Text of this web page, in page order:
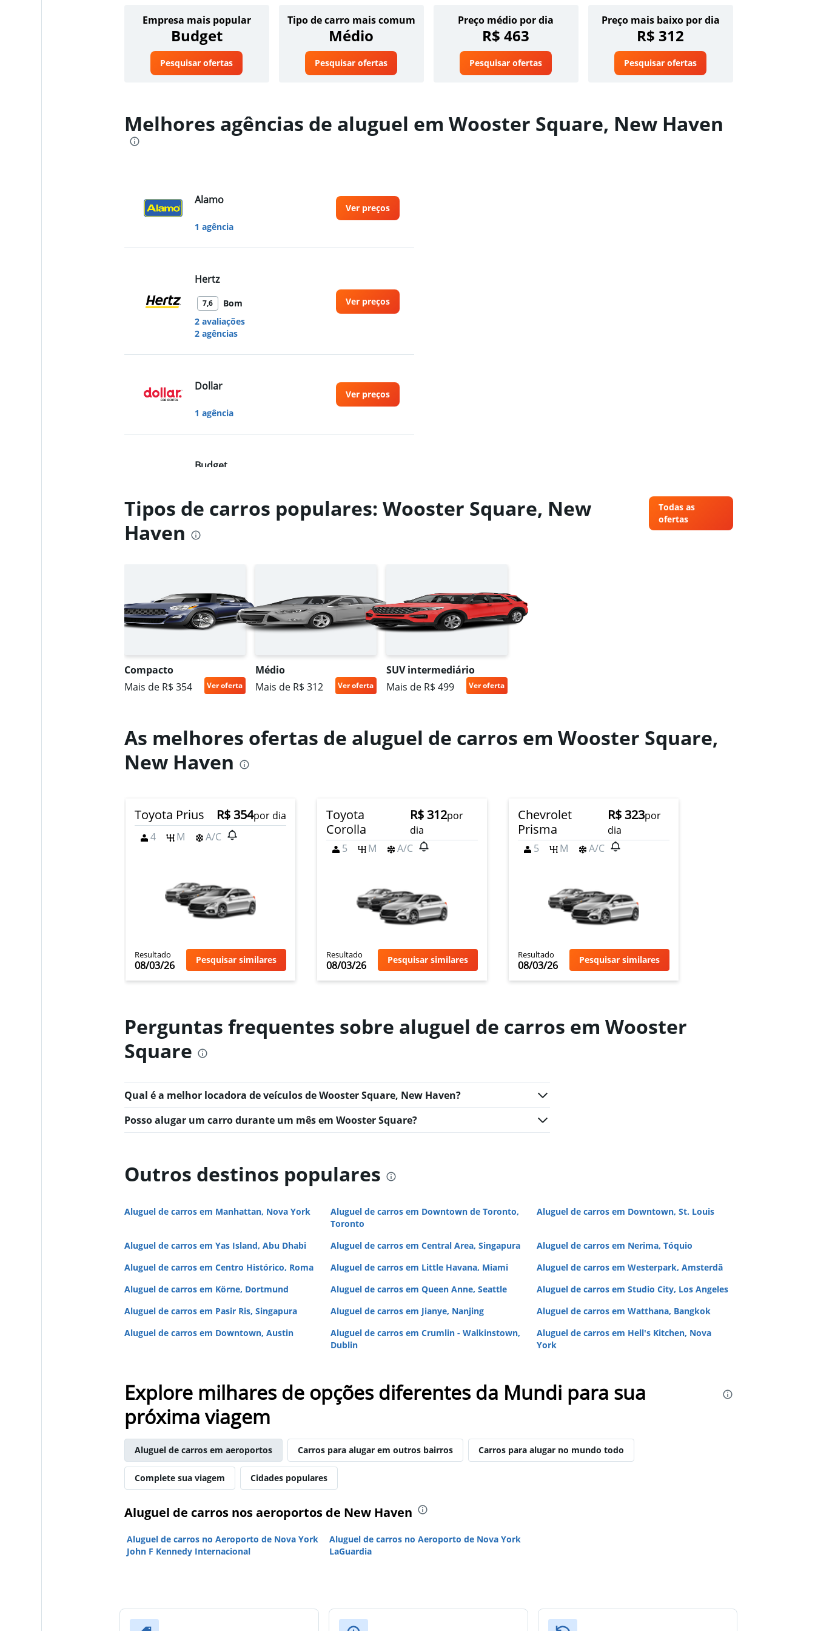
Empresa mais popular
Budget
Tipo de carro mais comum
Médio
Preço médio por dia
R$ 463
Preço mais baixo por dia
R$ 312
Pesquisar ofertas Pesquisar ofertas Pesquisar ofertas Pesquisar ofertas
Melhores agências de aluguel em Wooster Square, New Haven
Alamo
1 agência
Ver preços
Hertz
7,6
Bom
2 avaliações
2 agências
Ver preços
Dollar
1 agência
Ver preços
Budget
5 avaliações
2 agências
1 agência
5,8
Regular
6 avaliações
Ver preços
VIPCars
Recommendation
Tipos de carros populares: Wooster Square, New
Haven
Todas as
ofertas
Compacto
Mais de R$ 354
Ver oferta
Médio
Mais de R$ 312
Ver oferta
SUV intermediário
Mais de R$ 499
Ver oferta
As melhores ofertas de aluguel de carros em Wooster Square,
New Haven
Toyota Prius R$ 354por dia
4
M A/C
Resultado
08/03/26 Pesquisar similares
Toyota
Corolla
R$ 312por
dia
5
M A/C
Resultado
08/03/26 Pesquisar similares
Chevrolet
Prisma
R$ 323por
dia
5
M A/C
Resultado
08/03/26 Pesquisar similares
Perguntas frequentes sobre aluguel de carros em Wooster
Square
Qual é a melhor locadora de veículos de Wooster Square, New Haven?
Posso alugar um carro durante um mês em Wooster Square?
Outros destinos populares
Aluguel de carros em Manhattan, Nova York
Aluguel de carros em Downtown de Toronto,
Toronto
Aluguel de carros em Downtown, St. Louis
Aluguel de carros em Yas Island, Abu Dhabi Aluguel de carros em Central Area, Singapura
Aluguel de carros em Nerima, Tóquio
Aluguel de carros em Centro Histórico, Roma
Aluguel de carros em Little Havana, Miami
Aluguel de carros em Westerpark, Amsterdã
Aluguel de carros em Körne, Dortmund
Aluguel de carros em Queen Anne, Seattle
Aluguel de carros em Studio City, Los Angeles
Aluguel de carros em Pasir Ris, Singapura
Aluguel de carros em Jianye, Nanjing
Aluguel de carros em Watthana, Bangkok
Aluguel de carros em Downtown, Austin
Aluguel de carros em Crumlin - Walkinstown,
Dublin
Aluguel de carros em Hell's Kitchen, Nova
York
Explore milhares de opções diferentes da Mundi para sua
próxima viagem
Aluguel de carros em aeroportos Carros para alugar em outros bairros Carros para alugar no mundo todo
Complete sua viagem Cidades populares
Aluguel de carros nos aeroportos de New Haven
Aluguel de carros no Aeroporto de Nova York
John F Kennedy Internacional
Aluguel de carros no Aeroporto de Nova York
LaGuardia